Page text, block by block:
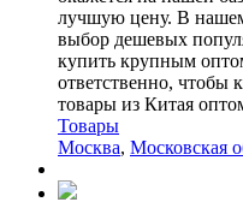
лучшую цену. В
выбор дешевых
купить крупным
ответственно, чтобы
товары из Китая
Товары
Москва, Московская